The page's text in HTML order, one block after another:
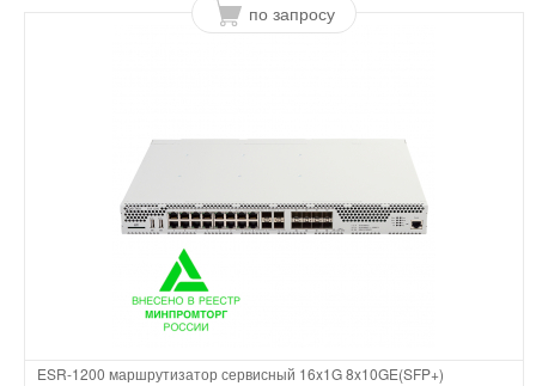
по запросу
ESR-1200 маршрутизатор сервисный 16x1G 8x10GE(SFP+)